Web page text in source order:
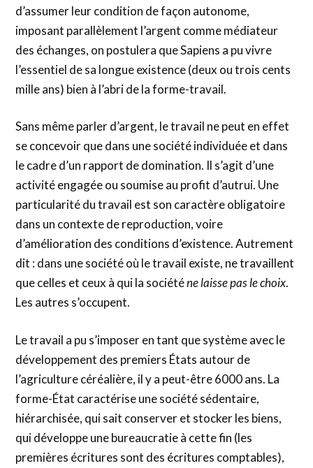
d’assumer leur condition de façon autonome,
imposant parallèlement l’argent comme médiateur
des échanges, on postulera que Sapiens a pu vivre
l’essentiel de sa longue existence (deux ou trois cents
mille ans) bien à l’abri de la forme-travail.
Sans même parler d’argent, le travail ne peut en effet
se concevoir que dans une société individuée et dans
le cadre d’un rapport de domination. Il s’agit d’une
activité engagée ou soumise au profit d’autrui. Une
particularité du travail est son caractère obligatoire
dans un contexte de reproduction, voire
d’amélioration des conditions d’existence. Autrement
dit : dans une société où le travail existe, ne travaillent
que celles et ceux à qui la sociéténe laisse pas le choix.
Les autres s’occupent.
Le travail a pu s’imposer en tant que système avec le
développement des premiers États autour de
l’agriculture céréalière, il y a peut-être 6000 ans. La
forme-État caractérise une société sédentaire,
hiérarchisée, qui sait conserver et stocker les biens,
qui développe une bureaucratie à cette fin (les
premières écritures sont des écritures comptables),